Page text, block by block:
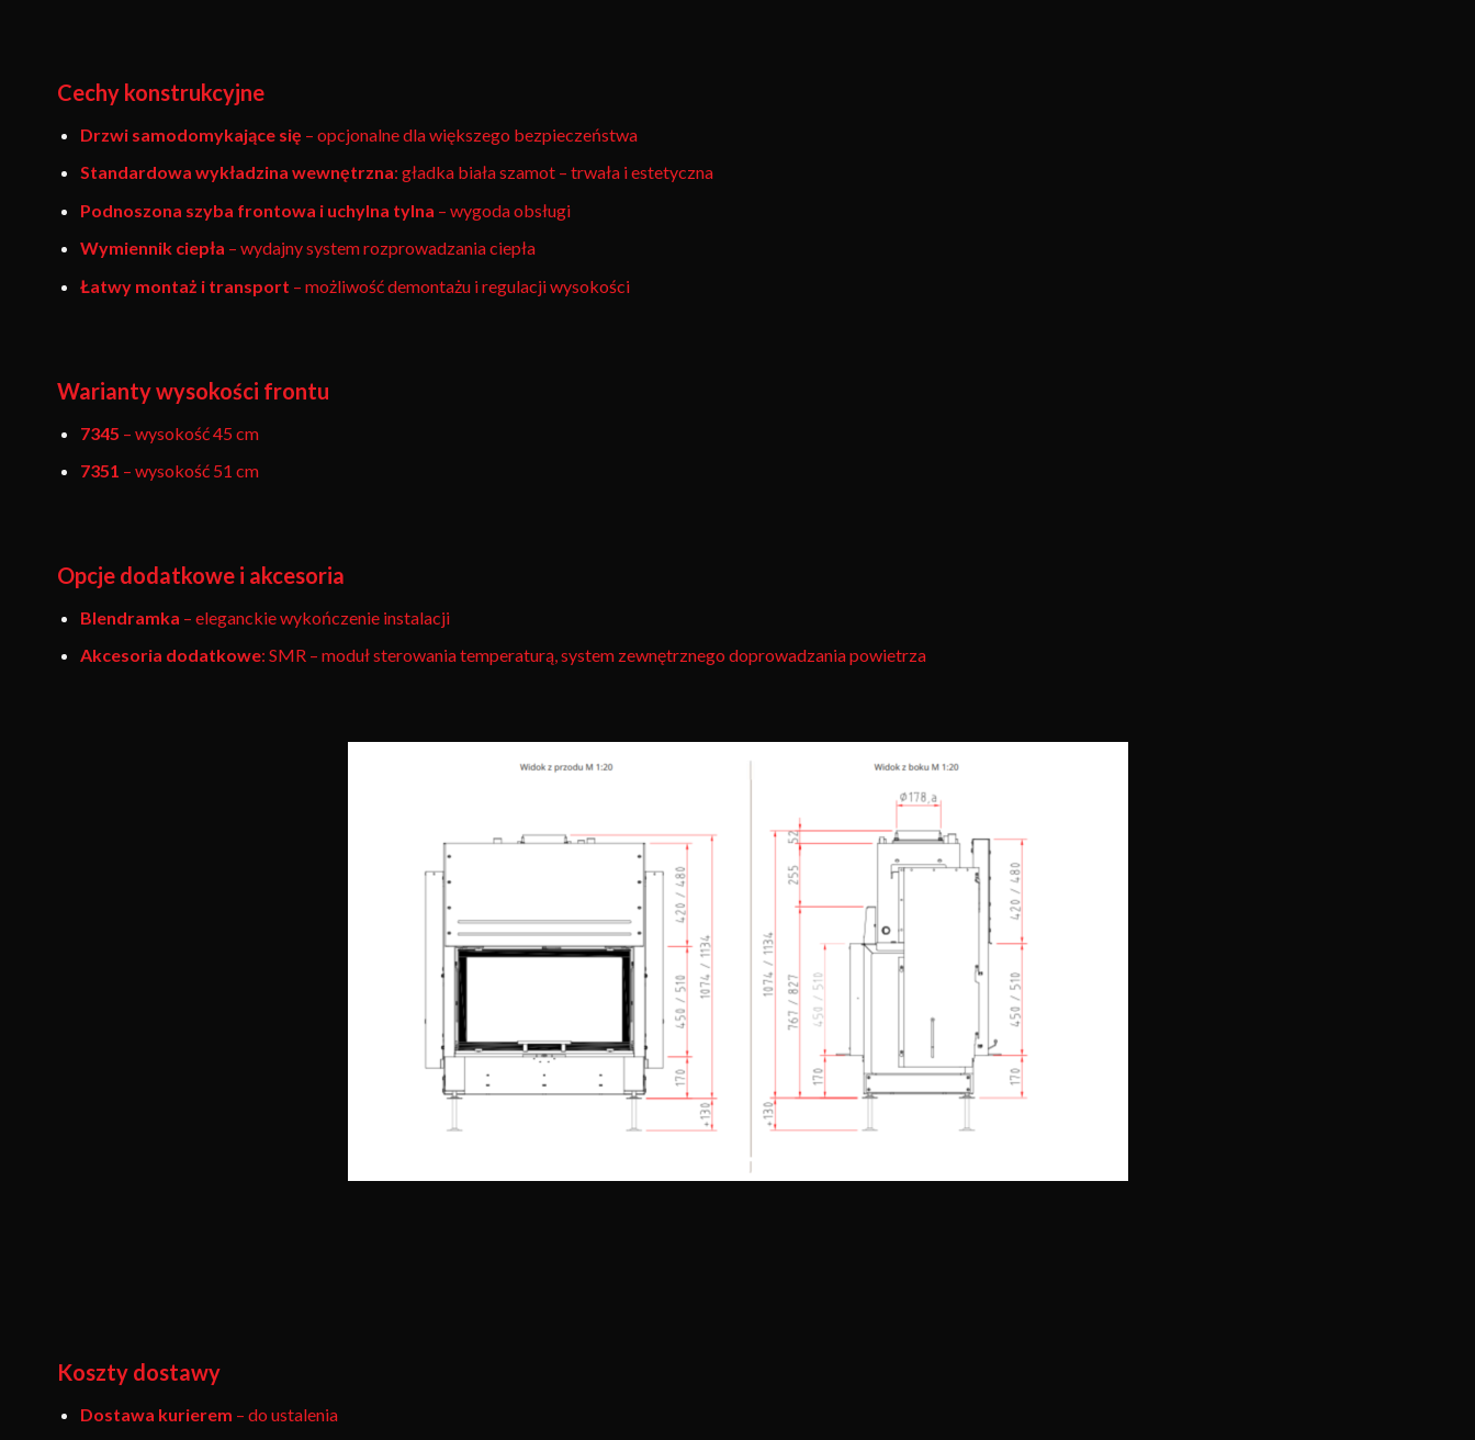
Cechy konstrukcyjne
Drzwi samodomykające się – opcjonalne dla większego bezpieczeństwa
Standardowa wykładzina wewnętrzna: gładka biała szamot – trwała i estetyczna
Podnoszona szyba frontowa i uchylna tylna – wygoda obsługi
Wymiennik ciepła – wydajny system rozprowadzania ciepła
Łatwy montaż i transport – możliwość demontażu i regulacji wysokości
Warianty wysokości frontu
7345 – wysokość 45 cm
7351 – wysokość 51 cm
Opcje dodatkowe i akcesoria
Blendramka – eleganckie wykończenie instalacji
Akcesoria dodatkowe: SMR – moduł sterowania temperaturą, system zewnętrznego doprowadzania powietrza
Koszty dostawy
Dostawa kurierem – do ustalenia